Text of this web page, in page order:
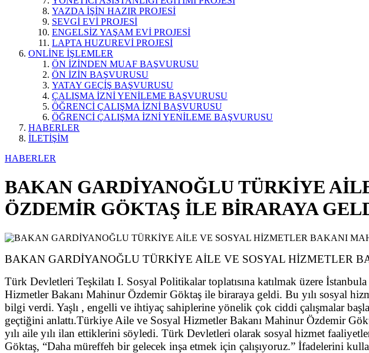
YAZDA İŞİN HAZIR PROJESİ
SEVGİ EVİ PROJESİ
ENGELSİZ YAŞAM EVİ PROJESİ
LAPTA HUZUREVİ PROJESİ
ONLİNE İŞLEMLER
ÖN İZİNDEN MUAF BAŞVURUSU
ÖN İZİN BAŞVURUSU
YATAY GEÇİŞ BAŞVURUSU
ÇALIŞMA İZNİ YENİLEME BAŞVURUSU
ÖĞRENCİ ÇALIŞMA İZNİ BAŞVURUSU
ÖĞRENCİ ÇALIŞMA İZNİ YENİLEME BAŞVURUSU
HABERLER
İLETİŞİM
HABERLER
BAKAN GARDİYANOĞLU TÜRKİYE
ÖZDEMİR GÖKTAŞ İLE BİRARAYA
BAKAN GARDİYANOĞLU TÜRKİYE AİLE VE SOSYAL HİZMETLER
Türk Devletleri Teşkilatı I. Sosyal Politikalar toplatısına katılmak üzere
Hizmetler Bakanı Mahinur Özdemir Göktaş ile biraraya geldi. Bu yılı sosyal
bilgi verdi. Yaşlı , engelli ve ihtiyaç sahiplerine yönelik çok ciddi çalışmalar
geçtiğini anlattı.Türkiye Aile ve Sosyal Hizmetler Bakanı Mahinur Özdemir
yılı aile yılı ilan ettiklerini söyledi. Türk Devletleri olarak sosyal hizmet
Göktaş, “Daha müreffeh bir gelecek inşa etmek için çalışıyoruz.” İfadelerini